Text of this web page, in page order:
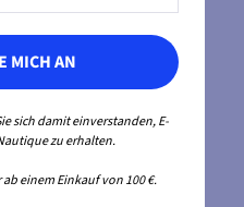
MICH AN
sich damit einverstanden, E-
zu erhalten.
einem Einkauf von 100 €.